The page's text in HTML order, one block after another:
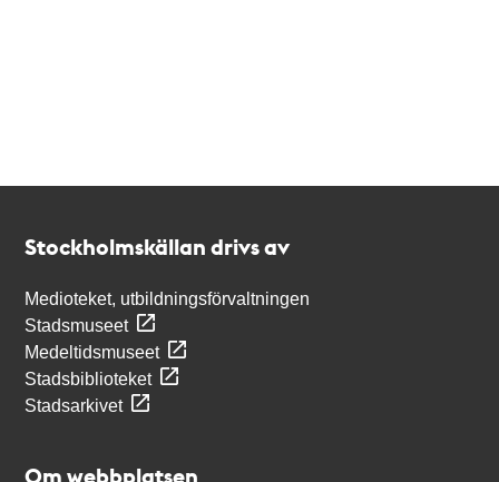
Stockholmskällan drivs av
Medioteket, utbildningsförvaltningen
Stadsmuseet
Medeltidsmuseet
Stadsbiblioteket
Stadsarkivet
Om webbplatsen